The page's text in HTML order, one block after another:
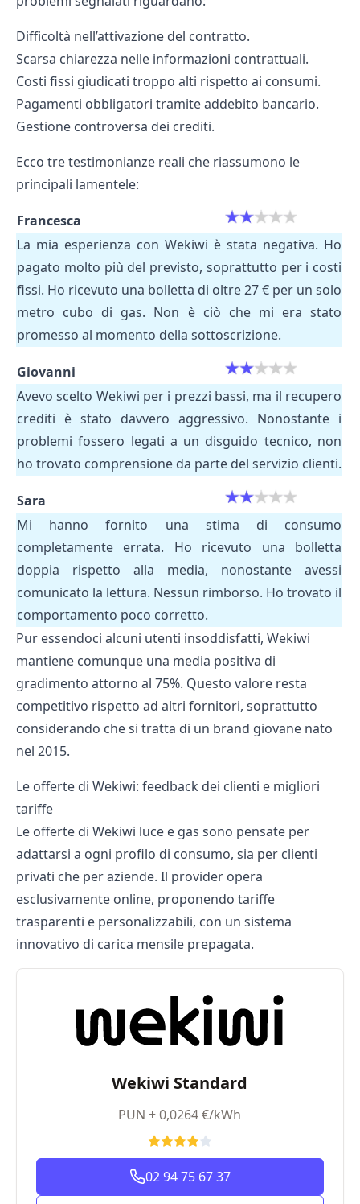
Difficoltà nell’attivazione del contratto.
Scarsa chiarezza nelle informazioni contrattuali.
Costi fissi giudicati troppo alti rispetto ai consumi.
Pagamenti obbligatori tramite addebito bancario.
Gestione controversa dei crediti.
Ecco tre testimonianze reali che riassumono le
principali lamentele:
Francesca
La mia esperienza con Wekiwi è stata negativa. Ho
pagato molto più del previsto, soprattutto per i costi
fissi. Ho ricevuto una bolletta di oltre 27 € per un solo
metro cubo di gas. Non è ciò che mi era stato
promesso al momento della sottoscrizione.
Giovanni
Avevo scelto Wekiwi per i prezzi bassi, ma il recupero
crediti è stato davvero aggressivo. Nonostante i
problemi fossero legati a un disguido tecnico, non
ho trovato comprensione da parte del servizio clienti.
Sara
Mi hanno fornito una stima di consumo
completamente errata. Ho ricevuto una bolletta
doppia rispetto alla media, nonostante avessi
comunicato la lettura. Nessun rimborso. Ho trovato il
comportamento poco corretto.
Pur essendoci alcuni utenti insoddisfatti, Wekiwi
mantiene comunque una media positiva di
gradimento attorno al 75%. Questo valore resta
competitivo rispetto ad altri fornitori, soprattutto
considerando che si tratta di un brand giovane nato
nel 2015.
Le offerte di Wekiwi: feedback dei clienti e migliori
tariffe
Le offerte di Wekiwi luce e gas sono pensate per
adattarsi a ogni profilo di consumo, sia per clienti
privati che per aziende. Il provider opera
esclusivamente online, proponendo tariffe
trasparenti e personalizzabili, con un sistema
innovativo di carica mensile prepagata.
Wekiwi Standard
PUN + 0,0264 €/kWh
02 94 75 67 37